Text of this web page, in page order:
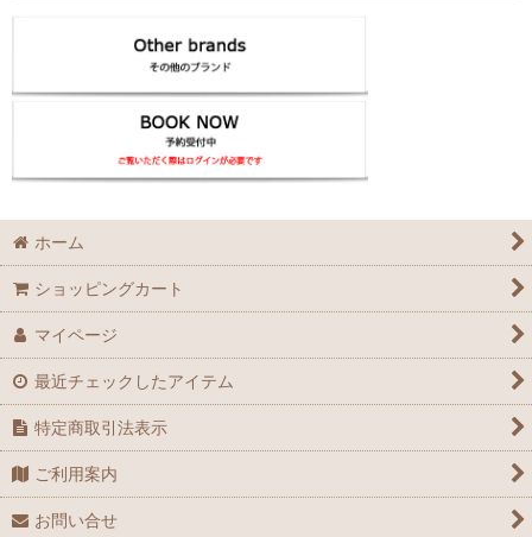
ホーム
ショッピングカート
マイページ
最近チェックしたアイテム
特定商取引法表示
ご利用案内
お問い合せ